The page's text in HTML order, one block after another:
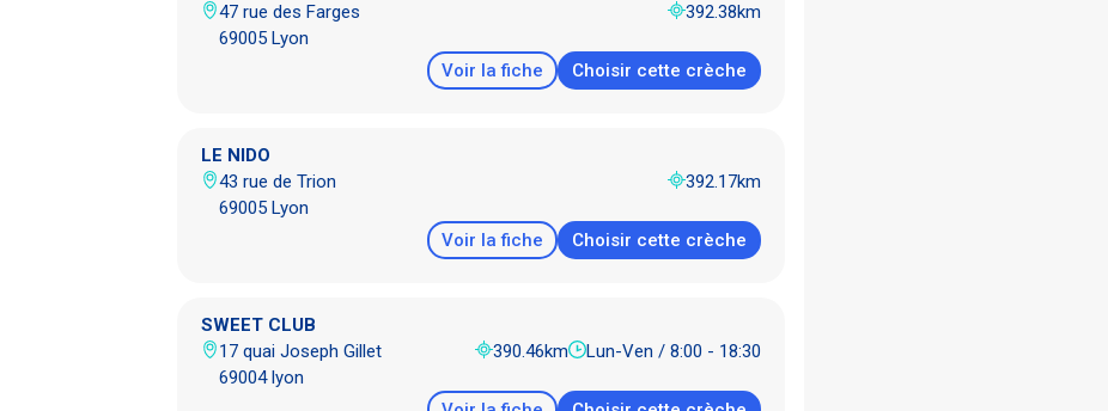
47 rue des Farges
69005 Lyon
392.38km
Voir la fiche Choisir cette crèche
LE NIDO
43 rue de Trion
69005 Lyon
392.17km
Voir la fiche Choisir cette crèche
SWEET CLUB
17 quai Joseph Gillet
69004 lyon
390.46km Lun-Ven / 8:00 - 18:30